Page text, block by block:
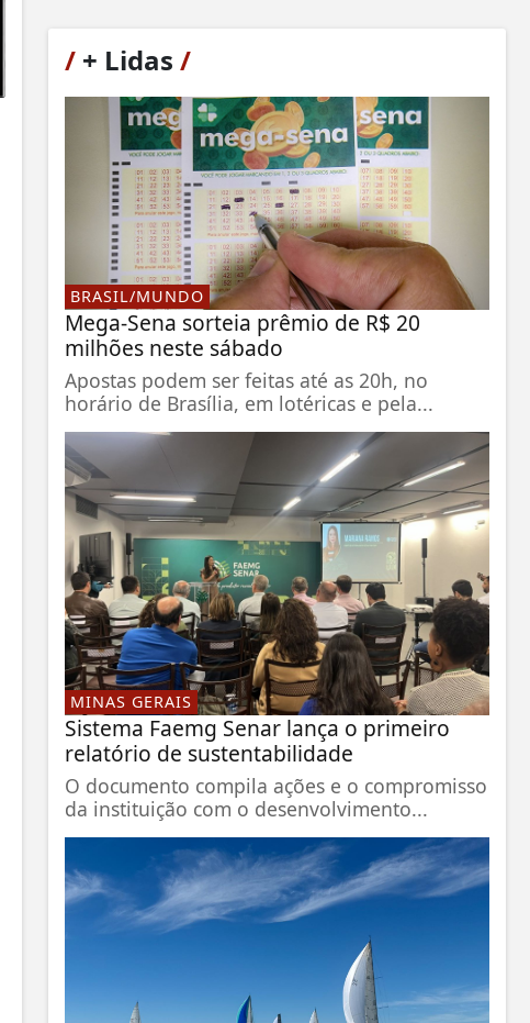
/+ Lidas /
BRASIL/MUNDO
Mega-Sena sorteia prêmio de R$ 20
milhões neste sábado
Apostas podem ser feitas até as 20h, no
horário de Brasília, em lotéricas e pela...
MINAS GERAIS
Sistema Faemg Senar lança o primeiro
relatório de sustentabilidade
O documento compila ações e o compromisso
da instituição com o desenvolvimento...